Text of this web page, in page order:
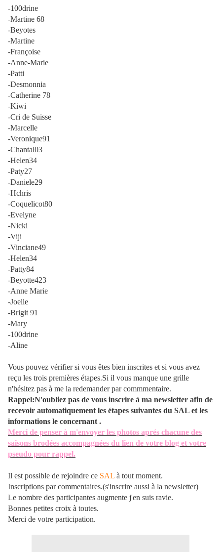
-100drine
-Martine 68
-Beyotes
-Martine
-Françoise
-Anne-Marie
-Patti
-Desmonnia
-Catherine 78
-Kiwi
-Cri de Suisse
-Marcelle
-Veronique91
-Chantal03
-Helen34
-Paty27
-Daniele29
-Hchris
-Coquelicot80
-Evelyne
-Nicki
-Viji
-Vinciane49
-Helen34
-Patty84
-Beyotte423
-Anne Marie
-Joelle
-Brigit 91
-Mary
-100drine
-Aline
Vous pouvez vérifier si vous êtes bien inscrites et si vous avez
reçu les trois premières étapes.Si il vous manque une grille
n'hésitez pas à me la redemander par commmentaire.
Rappel:N'oubliez pas de vous inscrire à ma newsletter afin de
recevoir automatiquement les étapes suivantes du SAL et les
informations le concernant .
Merci de penser à m'envoyer les photos aprés chacune des
saisons brodées accompagnées du lien de votre blog et votre
pseudo pour rappel.
Il est possible de rejoindre ce SAL à tout moment.
Inscriptions par commentaires.(s'inscrire aussi à la newsletter)
Le nombre des participantes augmente j'en suis ravie.
Bonnes petites croix à toutes.
Merci de votre participation.